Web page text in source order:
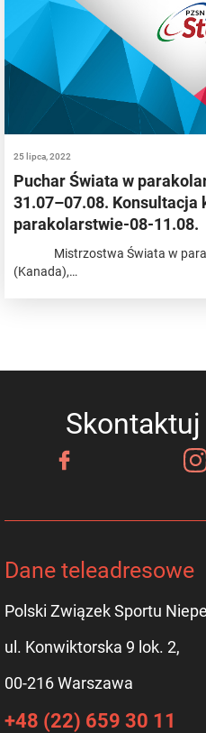
25 lipca, 2022
Puchar Świata w
31.07–07.08. Konsultacja
parakolarstwie-08-11.08.
Mistrzostwa Świata w
(Kanada),…
Dane teleadresowe
Polski Związek Sportu
ul. Konwiktorska 9 lok. 2,
00-216 Warszawa
+48 (22) 659 30 11